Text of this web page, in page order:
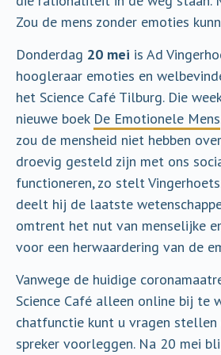
Zou de mens zonder emoties
Donderdag 20 mei is Ad
hoogleraar emoties en
het Science Café Tilburg. Die
nieuwe boek De Emotionele Mens
zou de mensheid niet hebben
droevig gesteld zijn met ons
functioneren, zo stelt
deelt hij de laatste
omtrent het nut van menselijke
voor een herwaardering van de
Vanwege de huidige
Science Café alleen online bij te
chatfunctie kunt u vragen stellen
spreker voorleggen. Na 20 mei